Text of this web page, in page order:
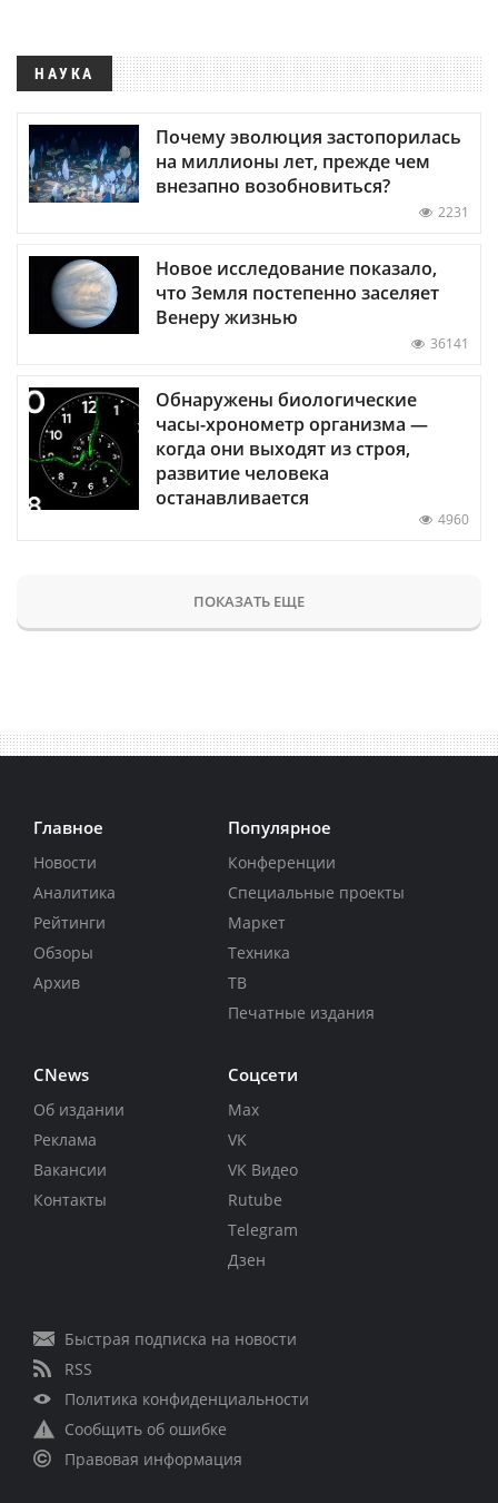
НАУКА
Почему эволюция застопорилась
на миллионы лет, прежде чем
внезапно возобновиться?
2231
Новое исследование показало,
что Земля постепенно заселяет
Венеру жизнью
36141
Обнаружены биологические
часы-хронометр организма —
когда они выходят из строя,
развитие человека
останавливается
4960
ПОКАЗАТЬ ЕЩЕ
Главное
Новости
Аналитика
Рейтинги
Обзоры
Архив
Популярное
Конференции
Специальные проекты
Маркет
Техника
ТВ
Печатные издания
CNews
Об издании
Реклама
Вакансии
Контакты
Соцсети
Max
VK
VK Видео
Rutube
Telegram
Дзен
Быстрая подписка на новости
RSS
Политика конфиденциальности
Сообщить об ошибке
Правовая информация